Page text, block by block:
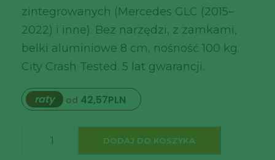
zintegrowanych (Mercedes GLC (2015–
2022) i inne). Bez narzędzi, z zamkami,
belki aluminiowe 8 cm, nośność 100 kg.
City Crash Tested. 5 lat gwarancji.
raty od 42,57PLN
DODAJ DO KOSZYKA